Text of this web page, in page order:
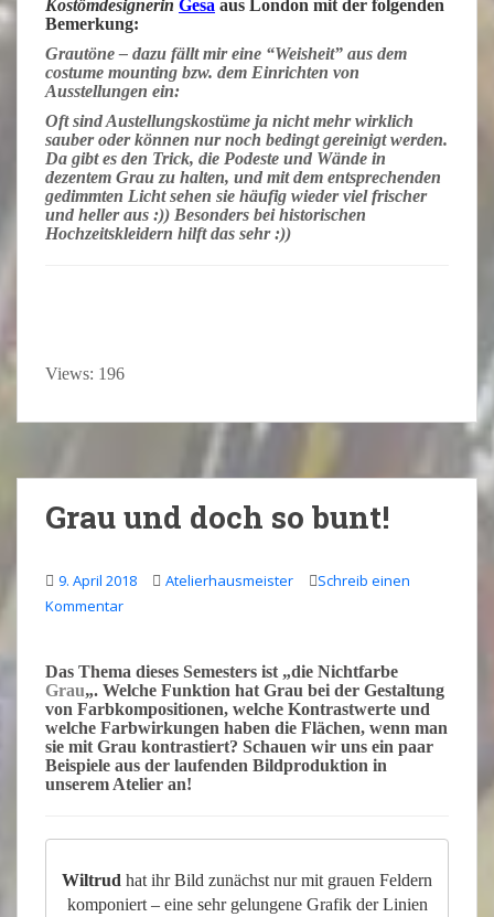
Kostömdesignerin Gesa aus London mit der folgenden
Bemerkung:
Grautöne – dazu fällt mir eine “Weisheit” aus dem
costume mounting bzw. dem Einrichten von
Ausstellungen ein:
Oft sind Austellungskostüme ja nicht mehr wirklich
sauber oder können nur noch bedingt gereinigt werden.
Da gibt es den Trick, die Podeste und Wände in
dezentem Grau zu halten, und mit dem entsprechenden
gedimmten Licht sehen sie häufig wieder viel frischer
und heller aus :)) Besonders bei historischen
Hochzeitskleidern hilft das sehr :))
Views: 196
Grau und doch so bunt!
9. April 2018 Atelierhausmeister
Schreib einen
Kommentar
Das Thema dieses Semesters ist „die Nichtfarbe
Grau„. Welche Funktion hat Grau bei der Gestaltung
von Farbkompositionen, welche Kontrastwerte und
welche Farbwirkungen haben die Flächen, wenn man
sie mit Grau kontrastiert? Schauen wir uns ein paar
Beispiele aus der laufenden Bildproduktion in
unserem Atelier an!
Wiltrud hat ihr Bild zunächst nur mit grauen Feldern
komponiert – eine sehr gelungene Grafik der Linien